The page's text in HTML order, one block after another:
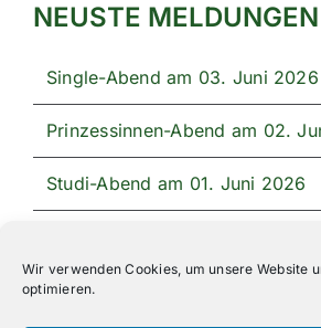
Wir verwenden Cookies, um unsere Website
optimieren.
NEUSTE MELDUNGEN
Single-Abend am 03. Juni 2026
Prinzessinnen-Abend am 02.
Studi-Abend am 01. Juni 2026